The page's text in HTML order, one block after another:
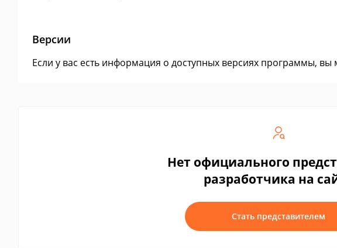
Версии
Если у вас есть информация о доступных версиях программы,
Нет официального
разработчика на
Стать представителем